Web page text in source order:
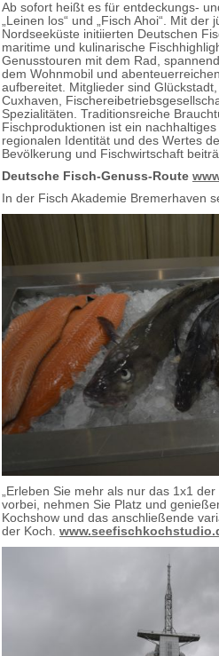
Ab sofort heißt es für entdeckungs-
„Leinen los“ und „Fisch Ahoi“. Mit der
Nordseeküste initiierten Deutschen
maritime und kulinarische
Genusstouren mit dem Rad,
dem Wohnmobil und
aufbereitet. Mitglieder sind
Cuxhaven,
Spezialitäten. Traditionsreiche
Fischproduktionen ist ein
regionalen Identität und des Wertes
Bevölkerung und Fischwirtschaft
Deutsche Fisch-Genuss-Route
In der Fisch Akademie Bremerhaven
„Erleben Sie mehr als nur das 1x1
vorbei, nehmen Sie Platz und
Kochshow und das anschließende
der Koch.